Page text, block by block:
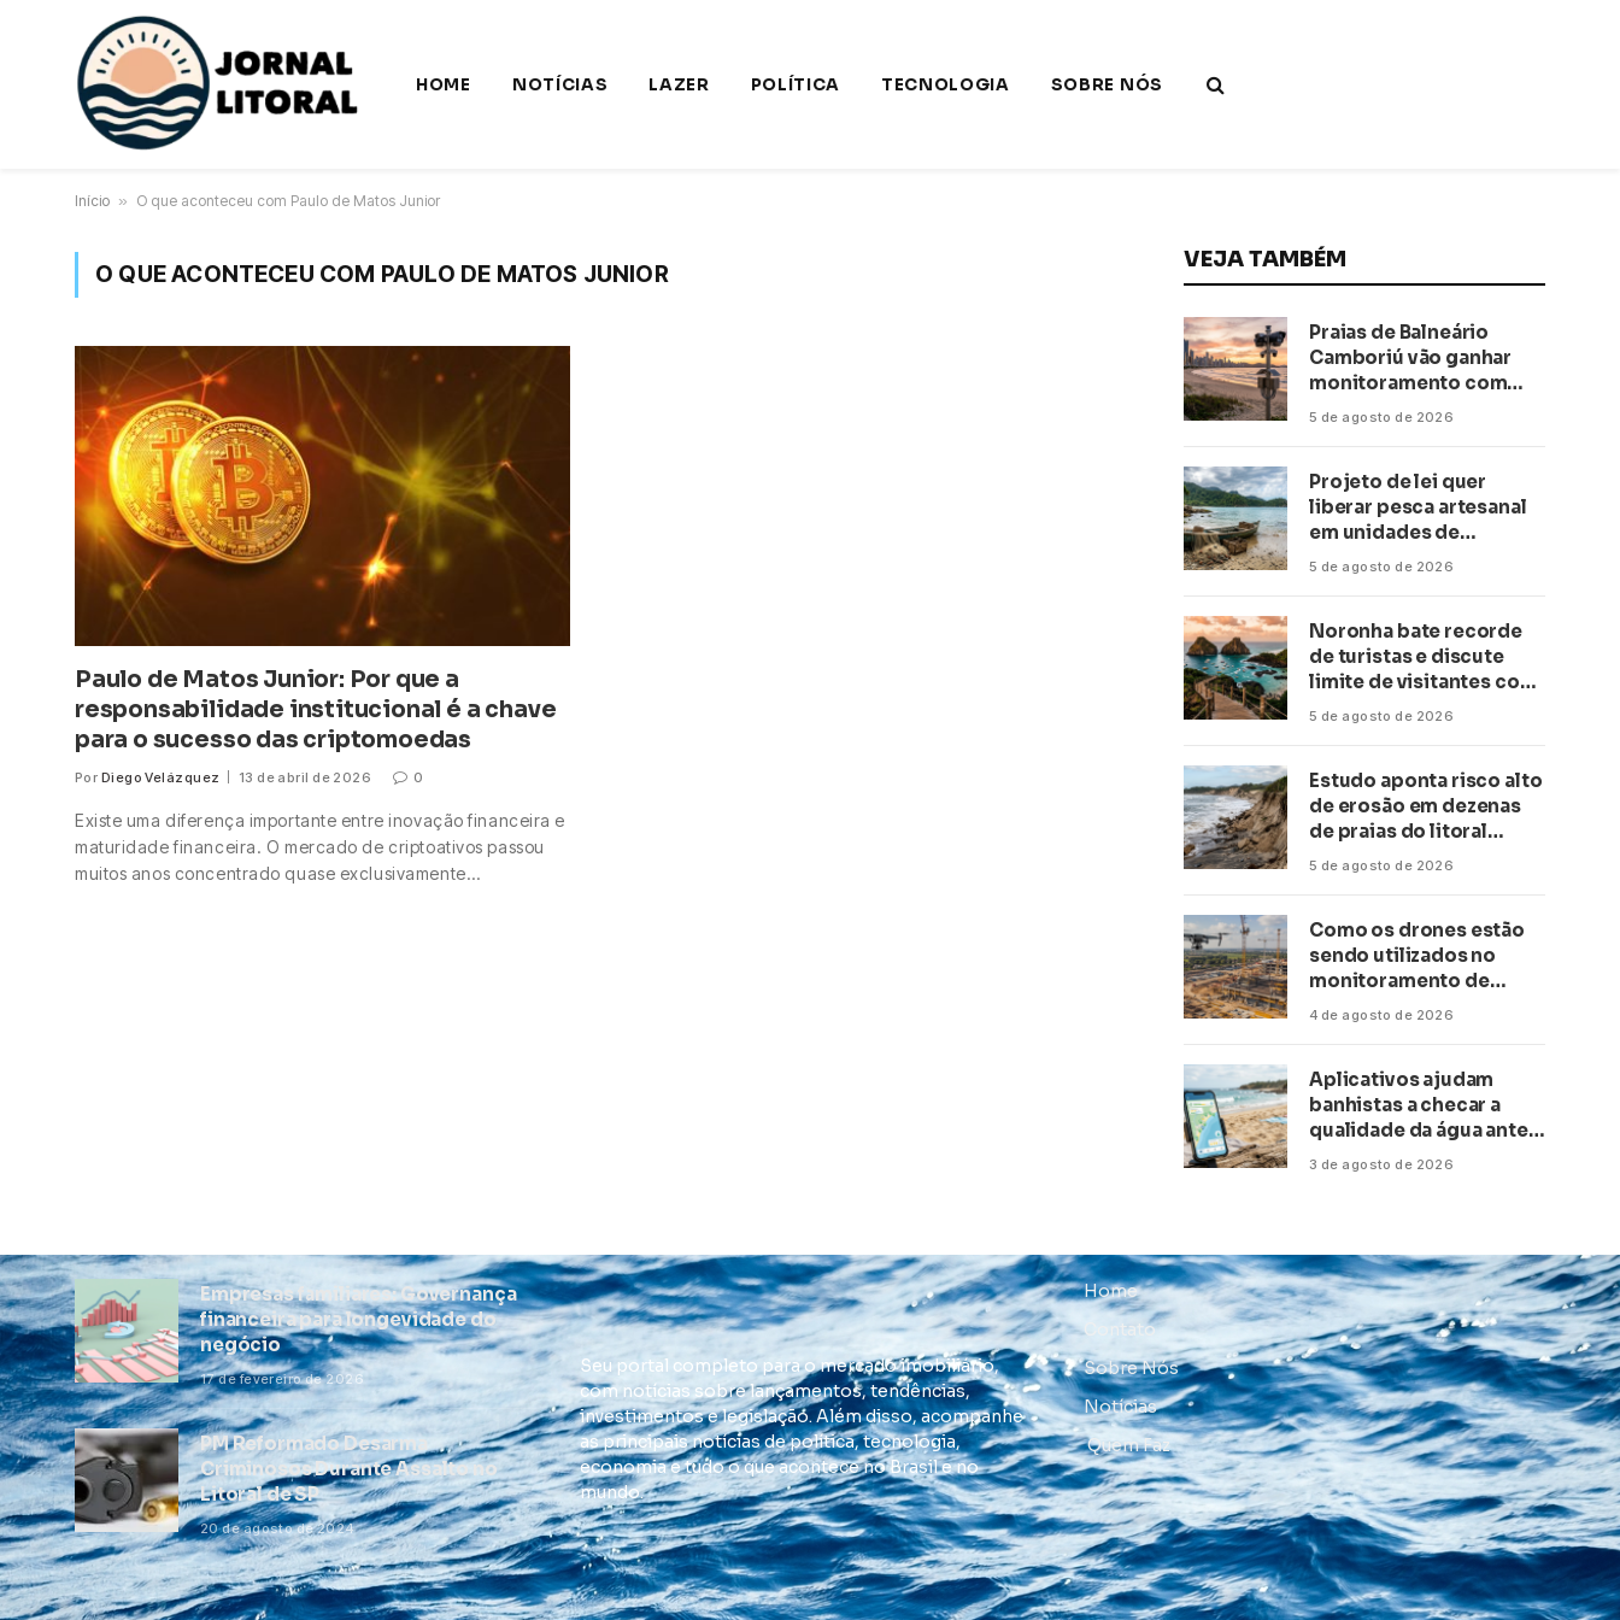
HOME NOTÍCIAS LAZER POLÍTICA TECNOLOGIA SOBRE NÓS
Início » O que aconteceu com Paulo de Matos Junior
O QUE ACONTECEU COM PAULO DE MATOS JUNIOR
Paulo de Matos Junior: Por que a
responsabilidade institucional é a chave
para o sucesso das criptomoedas
Por Diego Velázquez 13 de abril de 2026 0
Existe uma diferença importante entre inovação financeira e
maturidade financeira. O mercado de criptoativos passou
muitos anos concentrado quase exclusivamente…
VEJA TAMBÉM
Praias de Balneário
Camboriú vão ganhar
monitoramento com
inteligência artificial
5 de agosto de 2026
Projeto de lei quer
liberar pesca artesanal
em unidades de
conservação
5 de agosto de 2026
Noronha bate recorde
de turistas e discute
limite de visitantes com
a Anac
5 de agosto de 2026
Estudo aponta risco alto
de erosão em dezenas
de praias do litoral
paulista
5 de agosto de 2026
Como os drones estão
sendo utilizados no
monitoramento de
obras de grande porte?
4 de agosto de 2026
Aplicativos ajudam
banhistas a checar a
qualidade da água antes
de ir à praia
3 de agosto de 2026
Empresas familiares: Governança
financeira para longevidade do
negócio
17 de fevereiro de 2026
PM Reformado Desarma
Criminosos Durante Assalto no
Litoral de SP
20 de agosto de 2024
Seu portal completo para o mercado imobiliário,
com notícias sobre lançamentos, tendências,
investimentos e legislação. Além disso, acompanhe
as principais notícias de política, tecnologia,
economia e tudo o que acontece no Brasil e no
mundo.
Home
Contato
Sobre Nós
Notícias
Quem Faz